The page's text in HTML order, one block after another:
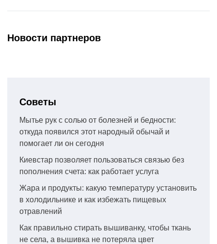
Новости партнеров
Советы
Мытье рук с солью от болезней и бедности:
откуда появился этот народный обычай и
помогает ли он сегодня
Киевстар позволяет пользоваться связью без
пополнения счета: как работает услуга
Жара и продукты: какую температуру установить
в холодильнике и как избежать пищевых
отравлений
Как правильно стирать вышиванку, чтобы ткань
не села, а вышивка не потеряла цвет